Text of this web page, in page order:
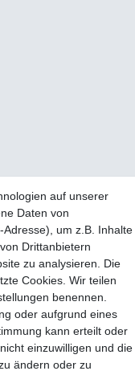
auf unserer
Daten von
um z.B. Inhalte
Drittanbietern
zu analysieren. Die
Cookies. Wir teilen
benennen.
oder aufgrund eines
kann erteilt oder
einzuwilligen und die
ändern oder zu